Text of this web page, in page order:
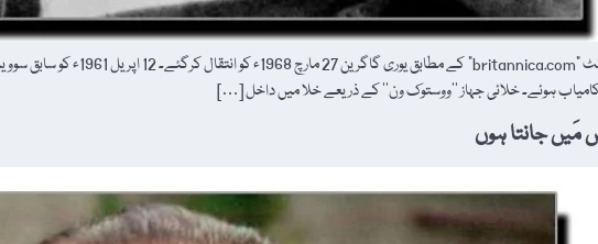
ہوئے۔ خلائی جہاز ’’ووستوک ون‘‘ کے ذریعے خلا میں داخل […]
مَیں جانتا ہوں